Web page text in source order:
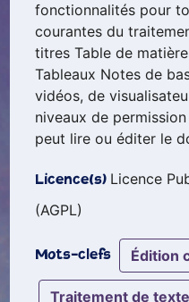
fonctionnalités pour
courantes du
titres Table de
Tableaux Notes de
vidéos, de
niveaux de
peut lire ou éditer le
Licence(s) Licence
(AGPL)
Mots-clefs édition
traitement de texte